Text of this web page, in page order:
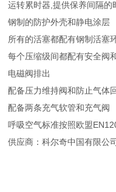
运转累时器,提供保养间隔的
钢制的防护外壳和静电涂层
所有的活塞都配有钢制活塞
每个压缩级间都配有安全阀
电磁阀排出
配备压力维持阀和防止气体
配备两条充气软管和充气阀
呼吸空气标准按照欧盟
供应商：科尔奇中国有限公